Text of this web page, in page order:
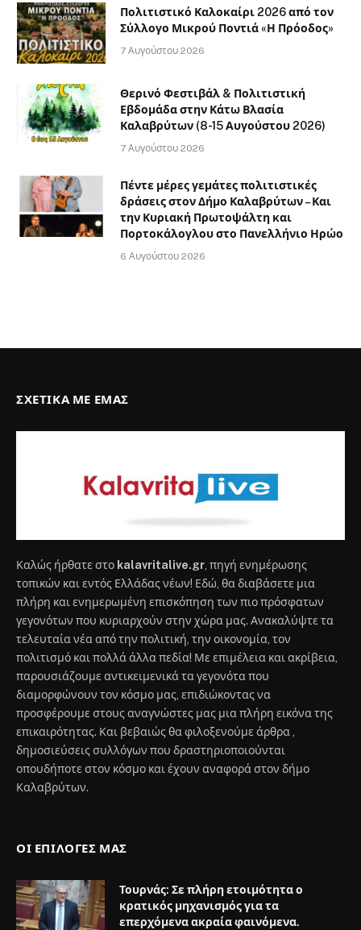
Πολιτιστικό Καλοκαίρι 2026 από τον
Σύλλογο Μικρού Ποντιά «Η Πρόοδος»
7 Αυγούστου 2026
Θερινό Φεστιβάλ & Πολιτιστική
Εβδομάδα στην Κάτω Βλασία
Καλαβρύτων (8-15 Αυγούστου 2026)
7 Αυγούστου 2026
Πέντε μέρες γεμάτες πολιτιστικές
δράσεις στον Δήμο Καλαβρύτων – Και
την Κυριακή Πρωτοψάλτη και
Πορτοκάλογλου στο Πανελλήνιο Ηρώο
6 Αυγούστου 2026
ΣΧΕΤΙΚΆ ΜΕ ΕΜΆΣ
Καλώς ήρθατε στο kalavritalive.gr, πηγή ενημέρωσης
τοπικών και εντός Ελλάδας νέων! Εδώ, θα διαβάσετε μια
πλήρη και ενημερωμένη επισκόπηση των πιο πρόσφατων
γεγονότων που κυριαρχούν στην χώρα μας. Ανακαλύψτε τα
τελευταία νέα από την πολιτική, την οικονομία, τον
πολιτισμό και πολλά άλλα πεδία! Με επιμέλεια και ακρίβεια,
παρουσιάζουμε αντικειμενικά τα γεγονότα που
διαμορφώνουν τον κόσμο μας, επιδιώκοντας να
προσφέρουμε στους αναγνώστες μας μια πλήρη εικόνα της
επικαιρότητας. Και βεβαιώς θα φιλοξενούμε άρθρα ,
δημοσιεύσεις συλλόγων που δραστηριοποιούνται
οπουδήποτε στον κόσμο και έχουν αναφορά στον δήμο
Καλαβρύτων.
ΟΙ ΕΠΙΛΟΓΈΣ ΜΑΣ
Τουρνάς: Σε πλήρη ετοιμότητα ο
κρατικός μηχανισμός για τα
επερχόμενα ακραία φαινόμενα.